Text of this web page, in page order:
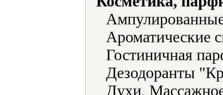
Ароматические
Гостиничная
Дезодоранты
Духи,